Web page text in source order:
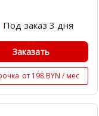
Под заказ 3 дня
Заказать
от 198 BYN / мес